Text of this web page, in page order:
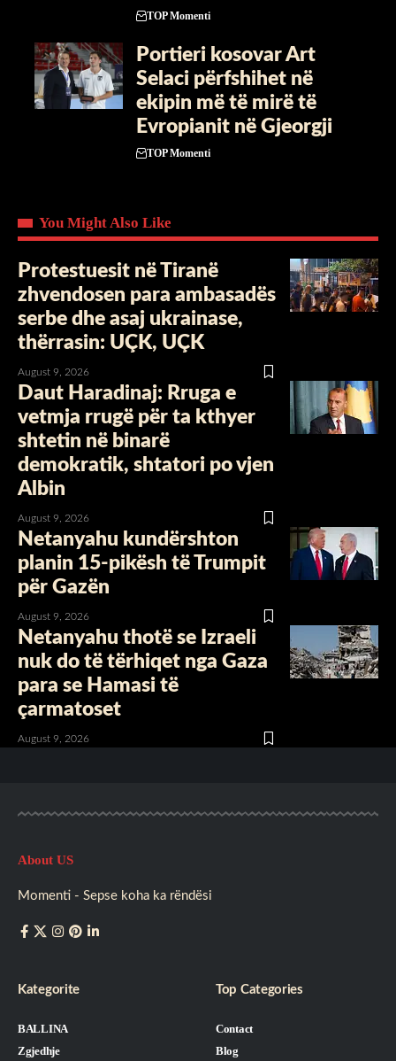
TOP Momenti
Portieri kosovar Art
Selaci përfshihet në
ekipin më të mirë të
Evropianit në Gjeorgji
TOP Momenti
You Might Also Like
Protestuesit në Tiranë
zhvendosen para ambasadës
serbe dhe asaj ukrainase,
thërrasin: UÇK, UÇK
August 9, 2026
Daut Haradinaj: Rruga e
vetmja rrugë për ta kthyer
shtetin në binarë
demokratik, shtatori po vjen
Albin
August 9, 2026
Netanyahu kundërshton
planin 15-pikësh të Trumpit
për Gazën
August 9, 2026
Netanyahu thotë se Izraeli
nuk do të tërhiqet nga Gaza
para se Hamasi të
çarmatoset
August 9, 2026
About US
Momenti - Sepse koha ka rëndësi
Kategorite
BALLINA
Zgjedhje
Top Categories
Contact
Blog